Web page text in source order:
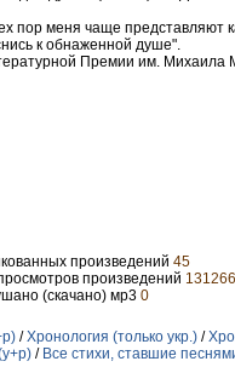
пор меня чаще
к обнаженной душе".
Премии им. Михаила
произведений 45
произведений 131266
(скачано) мр3 0
/Хронология (только укр.) /
/ Все стихи, ставшие